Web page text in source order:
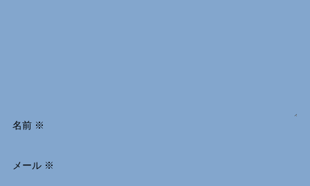
名前 ※
メール ※